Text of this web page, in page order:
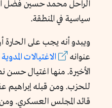
الراحل محمد حسين فضل
سياسية في المنطقة.
ويبدو أنه يجب على
عنوانه
الاغتيالات المدوية
الأخيرة. منها اغتيال حسن
للحزب. ومن قبله
قائد المجلس العسكري. ومن